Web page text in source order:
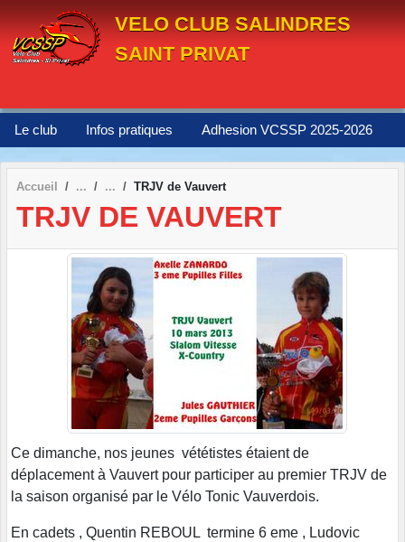
VELO CLUB SALINDRES
SAINT PRIVAT
Le club Infos pratiques Adhesion VCSSP 2025-2026
Accueil TRJV de Vauvert
TRJV DE VAUVERT
Ce dimanche, nos jeunes vététistes étaient de
déplacement à Vauvert pour participer au premier TRJV de
la saison organisé par le Vélo Tonic Vauverdois.
En cadets , Quentin REBOUL termine 6 eme , Ludovic
Panneau de gestion des cookies